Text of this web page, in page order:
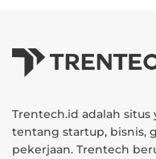
Trentech.id adalah
tentang startup, bisnis,
pekerjaan. Trentech